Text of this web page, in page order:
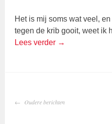
Het is mij soms wat veel,
tegen de krib gooit, weet ik
Lees verder →
Oudere berichten